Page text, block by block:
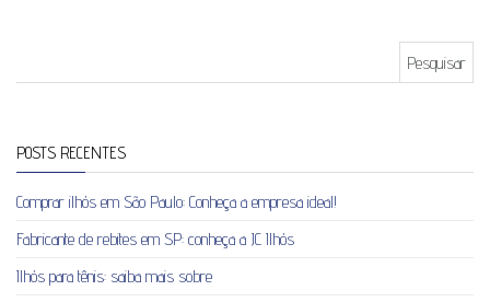
POSTS RECENTES
Comprar ilhós em São Paulo: Conheça a empresa ideal!
Fabricante de rebites em SP: conheça a JC Ilhós
Ilhós para tênis: saiba mais sobre